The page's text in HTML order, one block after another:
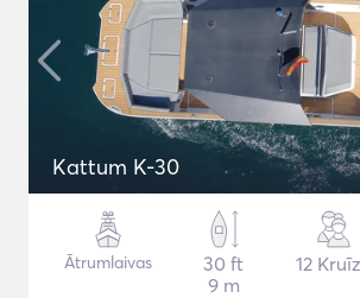
Kattum K-30
Ātrumlaivas
30 ft
9 m
12